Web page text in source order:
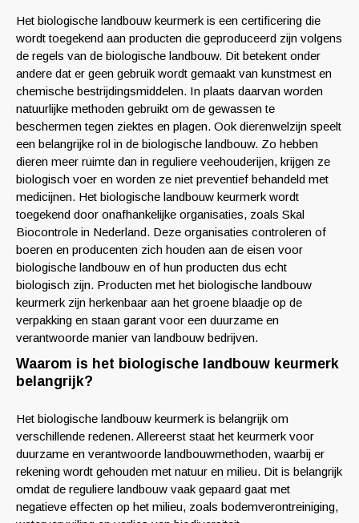
Het biologische landbouw keurmerk is een certificering die
wordt toegekend aan producten die geproduceerd zijn volgens
de regels van de biologische landbouw. Dit betekent onder
andere dat er geen gebruik wordt gemaakt van kunstmest en
chemische bestrijdingsmiddelen. In plaats daarvan worden
natuurlijke methoden gebruikt om de gewassen te
beschermen tegen ziektes en plagen. Ook dierenwelzijn speelt
een belangrijke rol in de biologische landbouw. Zo hebben
dieren meer ruimte dan in reguliere veehouderijen, krijgen ze
biologisch voer en worden ze niet preventief behandeld met
medicijnen. Het biologische landbouw keurmerk wordt
toegekend door onafhankelijke organisaties, zoals Skal
Biocontrole in Nederland. Deze organisaties controleren of
boeren en producenten zich houden aan de eisen voor
biologische landbouw en of hun producten dus echt
biologisch zijn. Producten met het biologische landbouw
keurmerk zijn herkenbaar aan het groene blaadje op de
verpakking en staan garant voor een duurzame en
verantwoorde manier van landbouw bedrijven.
Waarom is het biologische landbouw keurmerk
belangrijk?
Het biologische landbouw keurmerk is belangrijk om
verschillende redenen. Allereerst staat het keurmerk voor
duurzame en verantwoorde landbouwmethoden, waarbij er
rekening wordt gehouden met natuur en milieu. Dit is belangrijk
omdat de reguliere landbouw vaak gepaard gaat met
negatieve effecten op het milieu, zoals bodemverontreiniging,